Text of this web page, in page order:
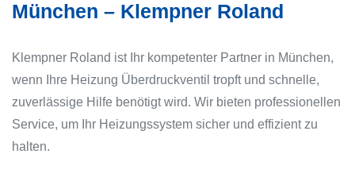
München – Klempner Roland
Klempner Roland ist Ihr kompetenter Partner in München,
wenn Ihre Heizung Überdruckventil tropft und schnelle,
zuverlässige Hilfe benötigt wird. Wir bieten professionellen
Service, um Ihr Heizungssystem sicher und effizient zu
halten.